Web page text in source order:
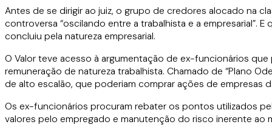
Antes de se dirigir ao juiz, o grupo de credores alocado na
controversa “oscilando entre a trabalhista e a empresarial”.
concluiu pela natureza empresarial.
O Valor teve acesso à argumentação de ex-funcionários
remuneração de natureza trabalhista. Chamado de “Plano
de alto escalão, que poderiam comprar ações de empresas
Os ex-funcionários procuram rebater os pontos utilizados
valores pelo empregado e manutenção do risco inerente ao